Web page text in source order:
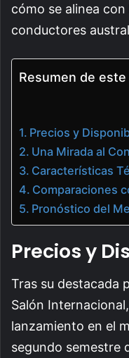
cómo se alinea
conductores
Resumen de
Precios y
Una Mirada al
Características
Comparaciones
Pronóstico del
Precios y
Tras su destacada
Salón
lanzamiento en el
segundo semestre